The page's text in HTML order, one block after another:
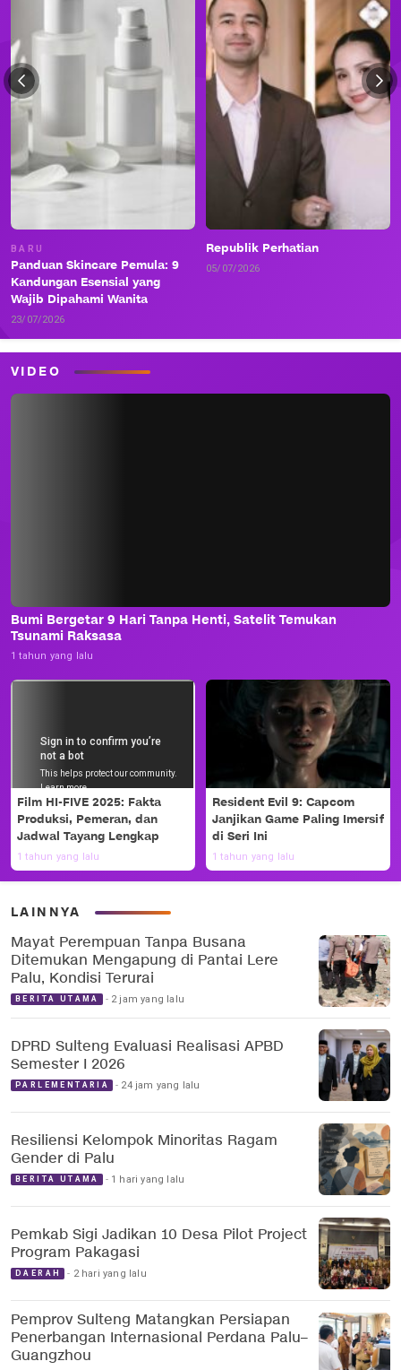
BARU
Panduan Skincare Pemula: 9
Kandungan Esensial yang
Wajib Dipahami Wanita
23/07/2026
Republik Perhatian
05/07/2026
VIDEO
Bumi Bergetar 9 Hari Tanpa Henti, Satelit Temukan
Tsunami Raksasa
1 tahun yang lalu
Film HI-FIVE 2025: Fakta
Produksi, Pemeran, dan
Jadwal Tayang Lengkap
1 tahun yang lalu
Resident Evil 9: Capcom
Janjikan Game Paling Imersif
di Seri Ini
1 tahun yang lalu
LAINNYA
Mayat Perempuan Tanpa Busana
Ditemukan Mengapung di Pantai Lere
Palu, Kondisi Terurai
BERITA UTAMA 2 jam yang lalu
DPRD Sulteng Evaluasi Realisasi APBD
Semester I 2026
PARLEMENTARIA 24 jam yang lalu
Resiliensi Kelompok Minoritas Ragam
Gender di Palu
BERITA UTAMA 1 hari yang lalu
Pemkab Sigi Jadikan 10 Desa Pilot Project
Program Pakagasi
DAERAH 2 hari yang lalu
Pemprov Sulteng Matangkan Persiapan
Penerbangan Internasional Perdana Palu–
Guangzhou